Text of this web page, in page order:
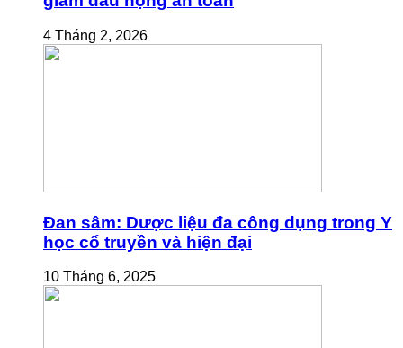
4 Tháng 2, 2026
Đan sâm: Dược liệu đa công dụng trong Y
học cổ truyền và hiện đại
10 Tháng 6, 2025